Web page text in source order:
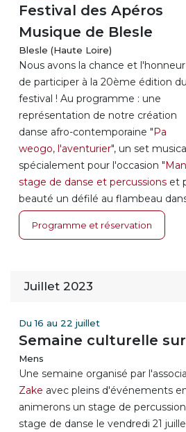
Festival des Apéros
Musique de Blesle
Blesle (Haute Loire)
Nous avons la chance et l'honneur
de participer à la 20ème édition du
festival ! Au programme : une
représentation de notre création
danse afro-contemporaine "Pa
weogo, l'aventurier", un set
spécialement pour l'occasion "
stage de danse et percussions et
beauté un défilé au flambeau
Programme et réservation
Juillet 2023
Du 16 au 22 juillet
Semaine culturelle
Mens
Une semaine organisé par
Zake avec pleins d'événements
animerons un stage de
stage de danse le vendredi 21